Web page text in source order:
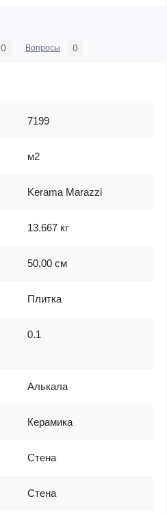
0 Вопросы 0
7199
м2
Kerama Marazzi
13.667 кг
50,00 см
Плитка
0.1
Алькала
Керамика
Стена
Стена